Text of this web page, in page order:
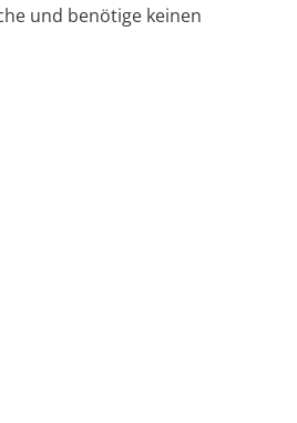
und benötige keinen